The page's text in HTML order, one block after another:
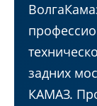
задних
КАМАЗ.